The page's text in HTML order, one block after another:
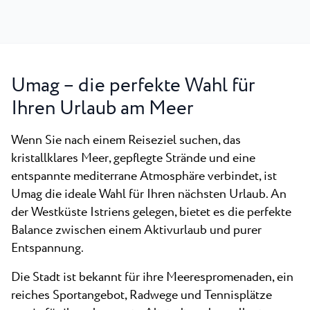
Alle Resorts
Veranstaltungen
Strände
Aktivurlaub
Marinas
Gastronomie
Pepi Club
Alles Erkunden
Neu
Kontakt
Umag – die perfekte Wahl für
Ihren Urlaub am Meer
Wenn Sie nach einem Reiseziel suchen, das
kristallklares Meer, gepflegte Strände und eine
entspannte mediterrane Atmosphäre verbindet, ist
Umag die ideale Wahl für Ihren nächsten Urlaub. An
der Westküste Istriens gelegen, bietet es die perfekte
Balance zwischen einem Aktivurlaub und purer
Entspannung.
Die Stadt ist bekannt für ihre Meerespromenaden, ein
reiches Sportangebot, Radwege und Tennisplätze